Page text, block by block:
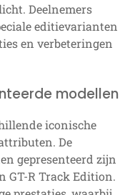
Deelnemers
editievarianten
en verbeteringen
modellen
iconische
De
gepresenteerd zijn
GT-R Track Edition.